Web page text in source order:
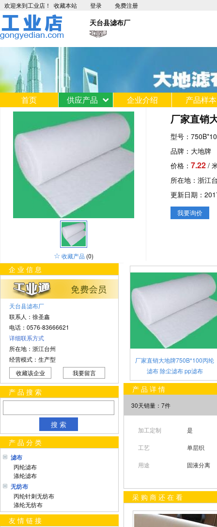
欢迎来到工业店！ 收藏本站 登录 免费注册
天台县滤布厂
首页 供应产品 企业介绍 产品样本
☆ 收藏产品 (0)
厂家直销
型号：
品牌：大地牌
价格： 7.22 /
所在地：浙江
更新日期：
我要询价
企业信息
天台县滤布厂
联系人：徐圣鑫
电话：0576-83666621
详细联系方式
所在地：浙江台州
经营模式：生产型
收藏该企业
我要留言
产品搜索
搜 索
产品分类
滤布
丙纶滤布
涤纶滤布
无纺布
丙纶针刺无纺布
涤纶无纺布
友情链接
厂家直销大地牌750B*100丙纶
滤布 除尘滤布 pp滤布
产品详情
30天销量：7件
加工定制 是
工艺 单层织
用途 固液分离
采购商还在看